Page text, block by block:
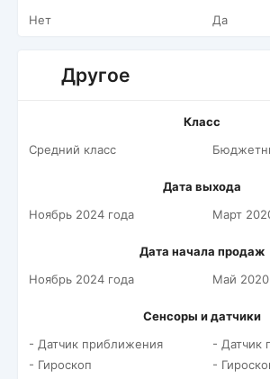
Нет
Да
Другое
Класс
Средний класс
Дата выхода
Ноябрь 2024 года
Март
Дата начала продаж
Ноябрь 2024 года
Май 2020
Сенсоры и датчики
- Датчик приближения
- Гироскоп
- Датчик
-